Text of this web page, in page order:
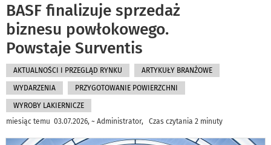
BASF finalizuje sprzedaż
biznesu powłokowego.
Powstaje Surventis
AKTUALNOŚCI I PRZEGLĄD RYNKU ARTYKUŁY BRANŻOWE
WYDARZENIA PRZYGOTOWANIE POWIERZCHNI
WYROBY LAKIERNICZE
miesiąc temu 03.07.2026, ~ Administrator, Czas czytania 2 minuty